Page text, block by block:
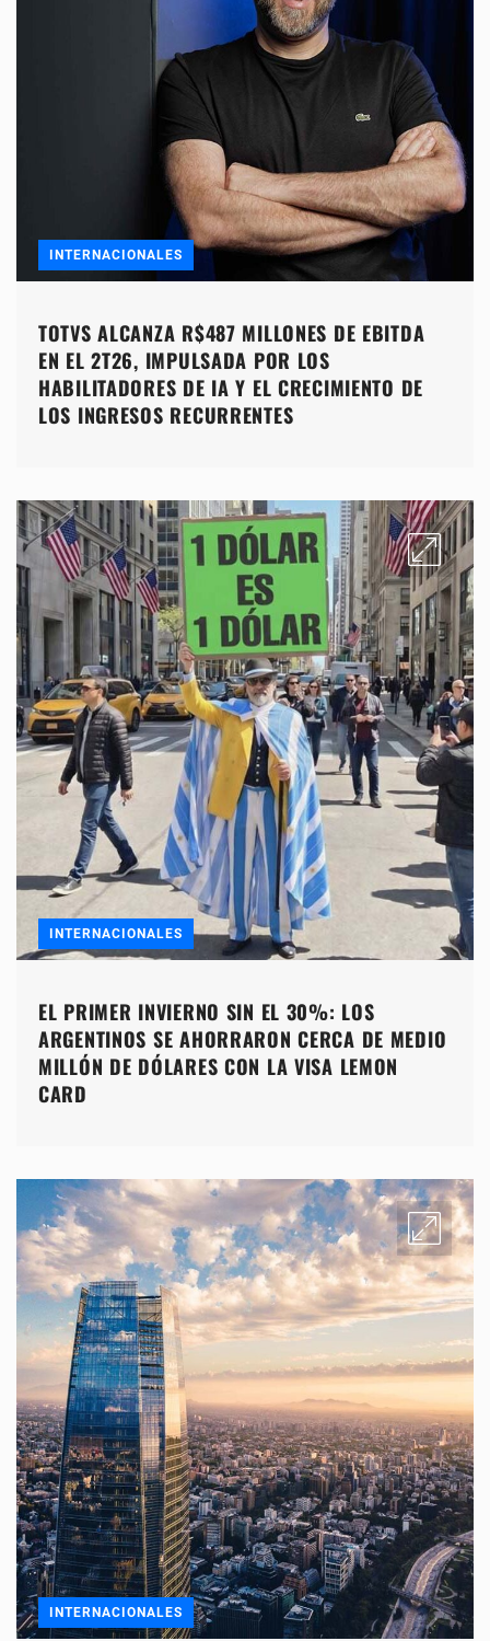
INTERNACIONALES
TOTVS ALCANZA R$487 MILLONES DE EBITDA
EN EL 2T26, IMPULSADA POR LOS
HABILITADORES DE IA Y EL CRECIMIENTO DE
LOS INGRESOS RECURRENTES
INTERNACIONALES
EL PRIMER INVIERNO SIN EL 30%: LOS
ARGENTINOS SE AHORRARON CERCA DE MEDIO
MILLÓN DE DÓLARES CON LA VISA LEMON
CARD
INTERNACIONALES